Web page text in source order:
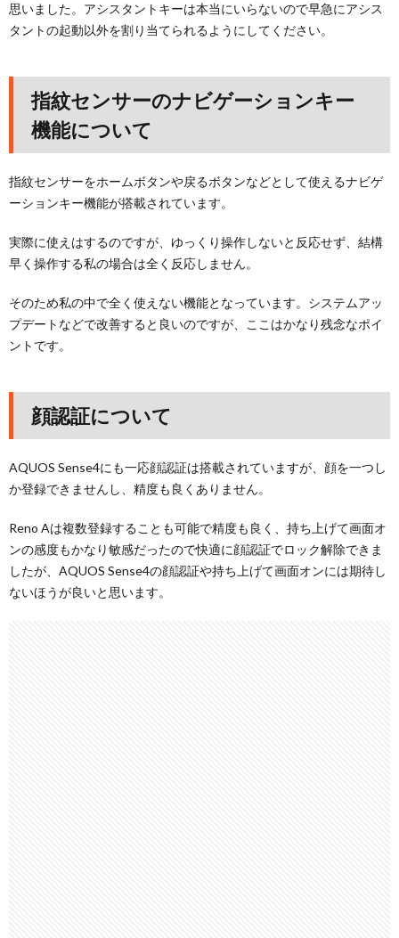
思いました。アシスタントキーは本当にいらないので早急にアシス
タントの起動以外を割り当てられるようにしてください。
指紋センサーのナビゲーションキー
機能について
指紋センサーをホームボタンや戻るボタンなどとして使えるナビゲ
ーションキー機能が搭載されています。
実際に使えはするのですが、ゆっくり操作しないと反応せず、結構
早く操作する私の場合は全く反応しません。
そのため私の中で全く使えない機能となっています。システムアッ
プデートなどで改善すると良いのですが、ここはかなり残念なポイ
ントです。
顔認証について
AQUOS Sense4にも一応顔認証は搭載されていますが、顔を一つし
か登録できませんし、精度も良くありません。
Reno Aは複数登録することも可能で精度も良く、持ち上げて画面オ
ンの感度もかなり敏感だったので快適に顔認証でロック解除できま
したが、AQUOS Sense4の顔認証や持ち上げて画面オンには期待し
ないほうが良いと思います。